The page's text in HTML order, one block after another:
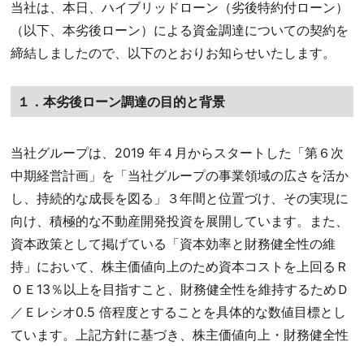
当社は、本日、ハイブリッドローン（劣後特約付ローン）
（以下、本劣後ローン）による資金調達についての契約を
締結しましたので、以下のとおりお知らせいたします。
１．本劣後ローン調達の目的と背景
当社グループは、2019 年４月からスタートした「第６次
中期経営計画」を「当社グループの事業領域の広さを活か
し、持続的な成長を図る」３年間と位置づけ、その実現に
向け、積極的な不動産開発投資を展開しています。また、
資本政策として掲げている「資本効率と財務健全性の維
持」において、株主価値向上のため資本コストを上回るＲ
ＯＥ13％以上を目指すこと、財務健全性を維持するためＤ
／Ｅレシオ0.5 倍程度とすることを具体的な数値目標とし
ています。上記方針に基づき、株主価値向上・財務健全性